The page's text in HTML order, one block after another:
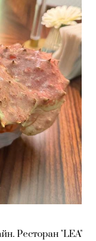
Ресторан "LEA"